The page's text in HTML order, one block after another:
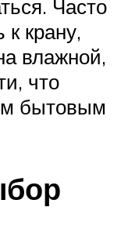
Часто
крану,
влажной,
что
бытовым